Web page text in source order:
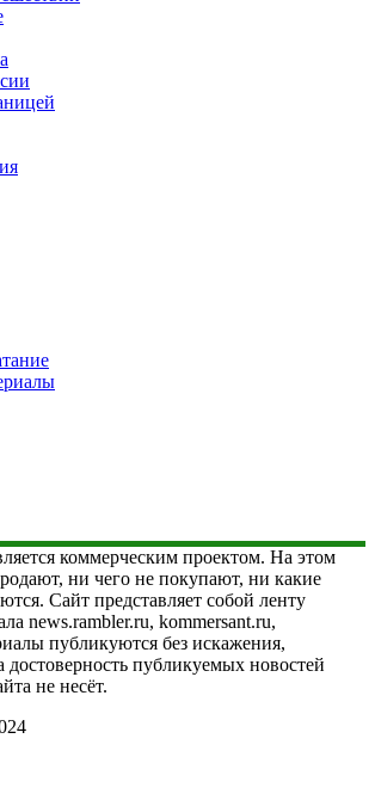
коммерческим проектом. На этом
ни чего не покупают, ни какие
Сайт представляет собой ленту
news.rambler.ru, kommersant.ru,
публикуются без искажения,
достоверность публикуемых новостей
не несёт.